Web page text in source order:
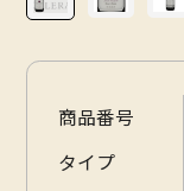
商品番号
タイプ